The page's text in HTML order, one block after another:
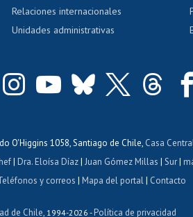
Relaciones internacionales
Unidades administrativas
O'Higgins 1058, Santiago de Chile, Casa
| Dra. Eloísa Díaz| Juan Gómez Millas | Sur|
y correos |Mapa del portal| Contacto
de Chile , 1994-2026 -Política de privacidad